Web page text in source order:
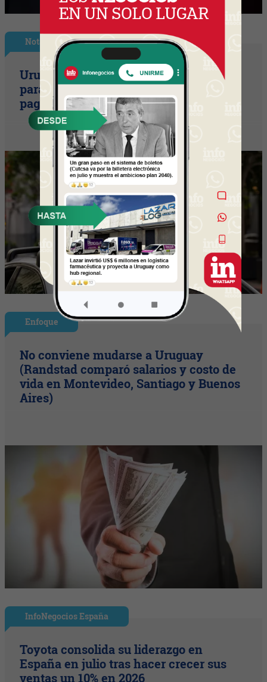
Nota Principal
Uruguay empieza a discutir las reglas
para una movilidad autónoma (¿Quién
paga si el auto sin conductor choca?)
Enfoque
No conviene mudarse a Uruguay
(Randstad comparó salarios y costo de
vida en Montevideo, Santiago y Buenos
Aires)
InfoNegocios España
Toyota consolida su liderazgo en
España en julio tras hacer crecer sus
ventas un 10% en 2026